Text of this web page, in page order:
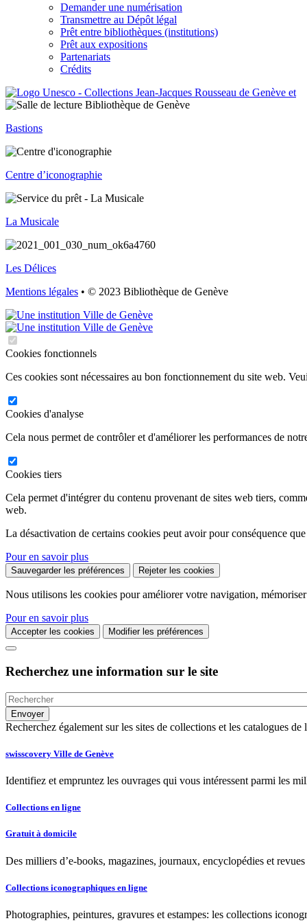
Demander une numérisation
Transmettre au Dépôt légal
Prêt entre bibliothèques (institutions)
Prêt aux expositions
Partenariats
Crédits
Bastions
Centre d’iconographie
La Musicale
Les Délices
Mentions légales • © 2023 Bibliothèque de Genève
Cookies fonctionnels
Ces cookies sont nécessaires au bon fonctionnement du site web.
Cookies d'analyse
Cela nous permet de contrôler et d'améliorer les performances de
Cookies tiers
Cela permet d'intégrer du contenu provenant de sites web tiers,
web.
La désactivation de certains cookies peut avoir pour conséquence
Pour en savoir plus
Sauvegarder les préférences Rejeter les cookies
Nous utilisons les cookies pour améliorer votre navigation,
Pour en savoir plus
Accepter les cookies Modifier les préférences
Recherchez une information sur le site
Recherchez également sur les sites de collections et les catalogues
swisscovery Ville de Genève
Identifiez et empruntez les ouvrages qui vous intéressent parmi les
Collections en ligne
Gratuit à domicile
Des milliers d’e-books, magazines, journaux, encyclopédies et
Collections iconographiques en ligne
Photographies, peintures, gravures et estampes: les collections